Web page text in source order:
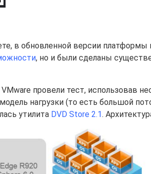
в обновленной версии платформы
, но и были сделаны
провели тест, использовав
нагрузки (то есть большой
утилита DVD Store 2.1.